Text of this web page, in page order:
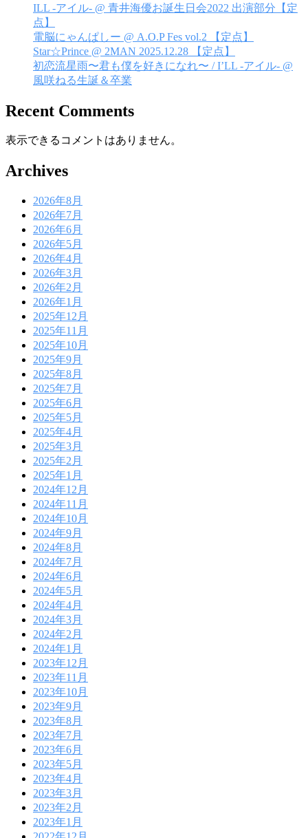
ILL -アイル- @ 青井海優お誕生日会2022 出演部分【定
点】
電脳にゃんぱしー @ A.O.P Fes vol.2 【定点】
Star☆Prince @ 2MAN 2025.12.28 【定点】
初恋流星雨〜君も僕を好きになれ〜 / I’LL -アイル- @
風咲ねる生誕＆卒業
Recent Comments
表示できるコメントはありません。
Archives
2026年8月
2026年7月
2026年6月
2026年5月
2026年4月
2026年3月
2026年2月
2026年1月
2025年12月
2025年11月
2025年10月
2025年9月
2025年8月
2025年7月
2025年6月
2025年5月
2025年4月
2025年3月
2025年2月
2025年1月
2024年12月
2024年11月
2024年10月
2024年9月
2024年8月
2024年7月
2024年6月
2024年5月
2024年4月
2024年3月
2024年2月
2024年1月
2023年12月
2023年11月
2023年10月
2023年9月
2023年8月
2023年7月
2023年6月
2023年5月
2023年4月
2023年3月
2023年2月
2023年1月